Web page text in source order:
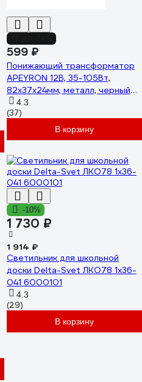
599 ₽
Понижающий трансформатор
APEYRON 12В, 35-105Вт,
82х37х24мм, металл, черный
03-84
4.3
(37)
В корзину
-10%
1 730 ₽
1 914 ₽
Светильник для школьной
доски Delta-Svet ЛКО78 1х36-
041 6000101
4.3
(29)
В корзину